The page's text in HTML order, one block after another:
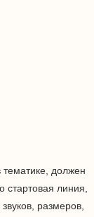
тематике, должен
стартовая линия,
размеров,